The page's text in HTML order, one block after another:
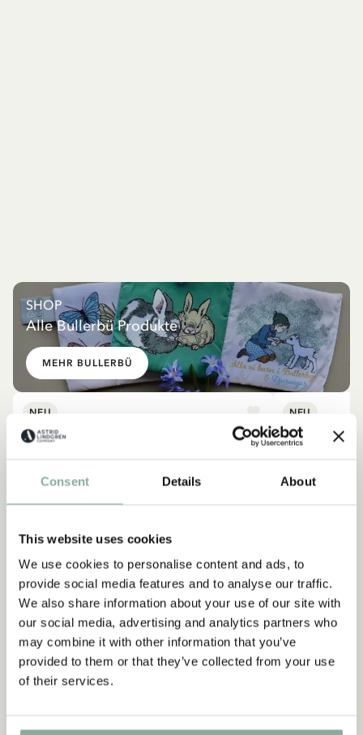
Consent Details About
This website uses cookies
We use cookies to personalise content and ads, to
provide social media features and to analyse our traffic.
We also share information about your use of our site with
our social media, advertising and analytics partners who
may combine it with other information that you’ve
provided to them or that they’ve collected from your use
of their services.
SHOP
Alle Bullerbü Produkte
MEHR BULLERBÜ
NEU NEU